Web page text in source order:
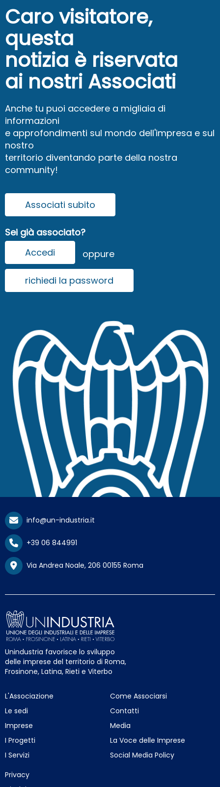
Caro visitatore,
questa
notizia è riservata
ai nostri Associati
Anche tu puoi accedere a migliaia di
informazioni
e approfondimenti sul mondo dell'impresa e sul
nostro
territorio diventando parte della nostra
community!
Associati subito
Sei già associato?
Accedi
oppure
richiedi la password
info@un-industria.it
+39 06 844991
Via Andrea Noale, 206 00155 Roma
Unindustria favorisce lo sviluppo
delle imprese del territorio di Roma,
Frosinone, Latina, Rieti e Viterbo
L'Associazione
Le sedi
Imprese
I Progetti
I Servizi
Come Associarsi
Contatti
Media
La Voce delle Imprese
Social Media Policy
Privacy